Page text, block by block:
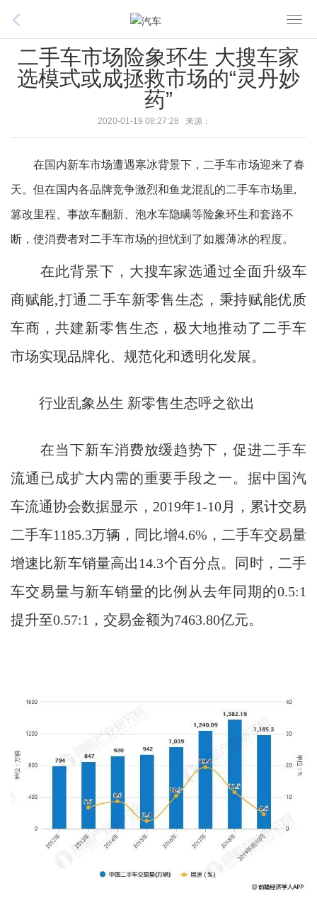
o
v
o
二手车市场险象环生 大搜车家
选模式或成拯救市场的“灵丹妙
药”
2020-01-19 08:27:28 来源：
在国内新车市场遭遇寒冰背景下，二手车市场迎来了春
天。但在国内各品牌竞争激烈和鱼龙混乱的二手车市场里,
篡改里程、事故车翻新、泡水车隐瞒等险象环生和套路不
断，使消费者对二手车市场的担忧到了如履薄冰的程度。
在此背景下，大搜车家选通过全面升级车
商赋能,打通二手车新零售生态，秉持赋能优质
车商，共建新零售生态，极大地推动了二手车
市场实现品牌化、规范化和透明化发展。
行业乱象丛生 新零售生态呼之欲出
在当下新车消费放缓趋势下，促进二手车
流通已成扩大内需的重要手段之一。据中国汽
车流通协会数据显示，2019年1-10月，累计交易
二手车1185.3万辆，同比增4.6%，二手车交易量
增速比新车销量高出14.3个百分点。同时，二手
车交易量与新车销量的比例从去年同期的0.5:1
提升至0.57:1，交易金额为7463.80亿元。